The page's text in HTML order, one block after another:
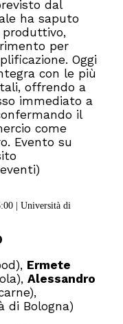
dal
ha saputo
produttivo,
per
Oggi
con le più
offrendo a
immediato a
il
come
Evento su
| Università di
Ermete
Alessandro
di Bologna)